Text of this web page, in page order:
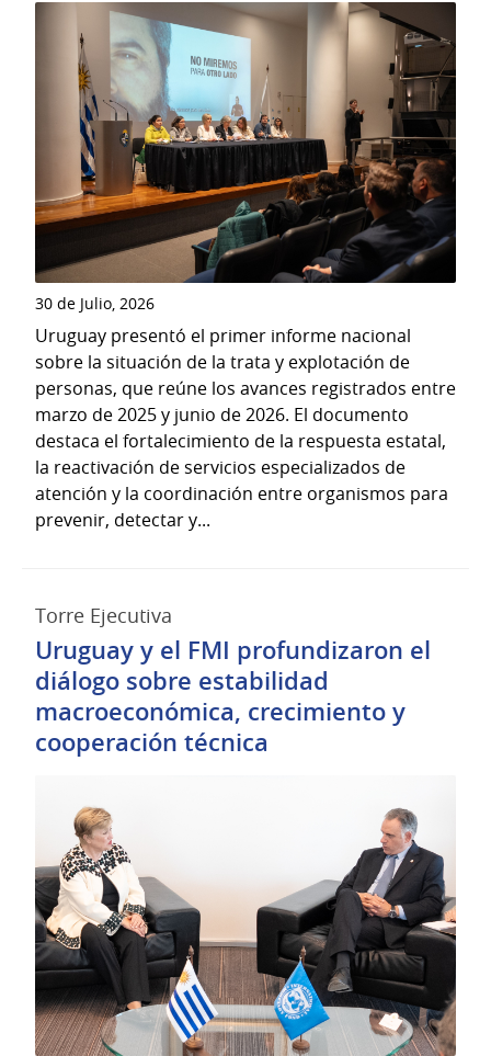
30 de Julio, 2026
Uruguay presentó el primer informe nacional
sobre la situación de la trata y explotación de
personas, que reúne los avances registrados entre
marzo de 2025 y junio de 2026. El documento
destaca el fortalecimiento de la respuesta estatal,
la reactivación de servicios especializados de
atención y la coordinación entre organismos para
prevenir, detectar y...
Torre Ejecutiva
Uruguay y el FMI profundizaron el
diálogo sobre estabilidad
macroeconómica, crecimiento y
cooperación técnica